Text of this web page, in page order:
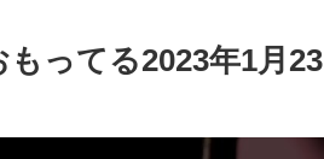
ってる2023年1月23